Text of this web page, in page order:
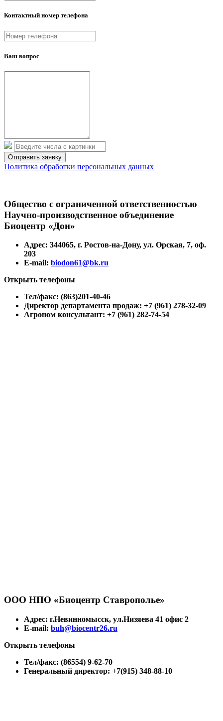
Контактный номер телефона
Ваш вопрос
Политика обработки персональных данных
Общество с ограниченной ответственностью
Научно-производственное объединение
Биоцентр «Дон»
Адрес: 344065, г. Ростов-на-Дону, ул. Орская, 7, оф.
203
E-mail: biodon61@bk.ru
Открыть телефоны
Тел/факс: (863)201-40-46
Директор департамента продаж: +7 (961) 278-32-09
Агроном консультант: +7 (961) 282-74-54
ООО НПО «Биоцентр Ставрополье»
Адрес: г.Невинномысск, ул.Низяева 41 офис 2
E-mail: buh@biocentr26.ru
Открыть телефоны
Тел/факс: (86554) 9-62-70
Генеральный директор: +7(915) 348-88-10